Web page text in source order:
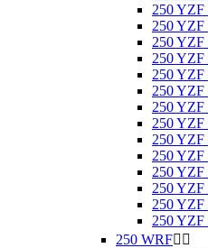
250 YZF
250 YZF
250 YZF
250 YZF
250 YZF
250 YZF
250 YZF
250 YZF
250 YZF
250 YZF
250 YZF
250 YZF
250 YZF
250 YZF
250 WRF 